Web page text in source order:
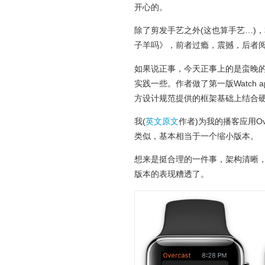
开心的。
除了剪发手艺之外(这也算手艺…)
子羊吗》，前者过瘾，震撼，后者
如果说正事，今天正事上的是蛮晚
实践一些。作者做了第一版Watch
方设计规范提供的框架基础上结合
我(英文原文作者)为我的播客应用
类似，基本相当于一个缩小版本。
想来是挺合理的一件事，架构清晰
版本的表现糟透了。